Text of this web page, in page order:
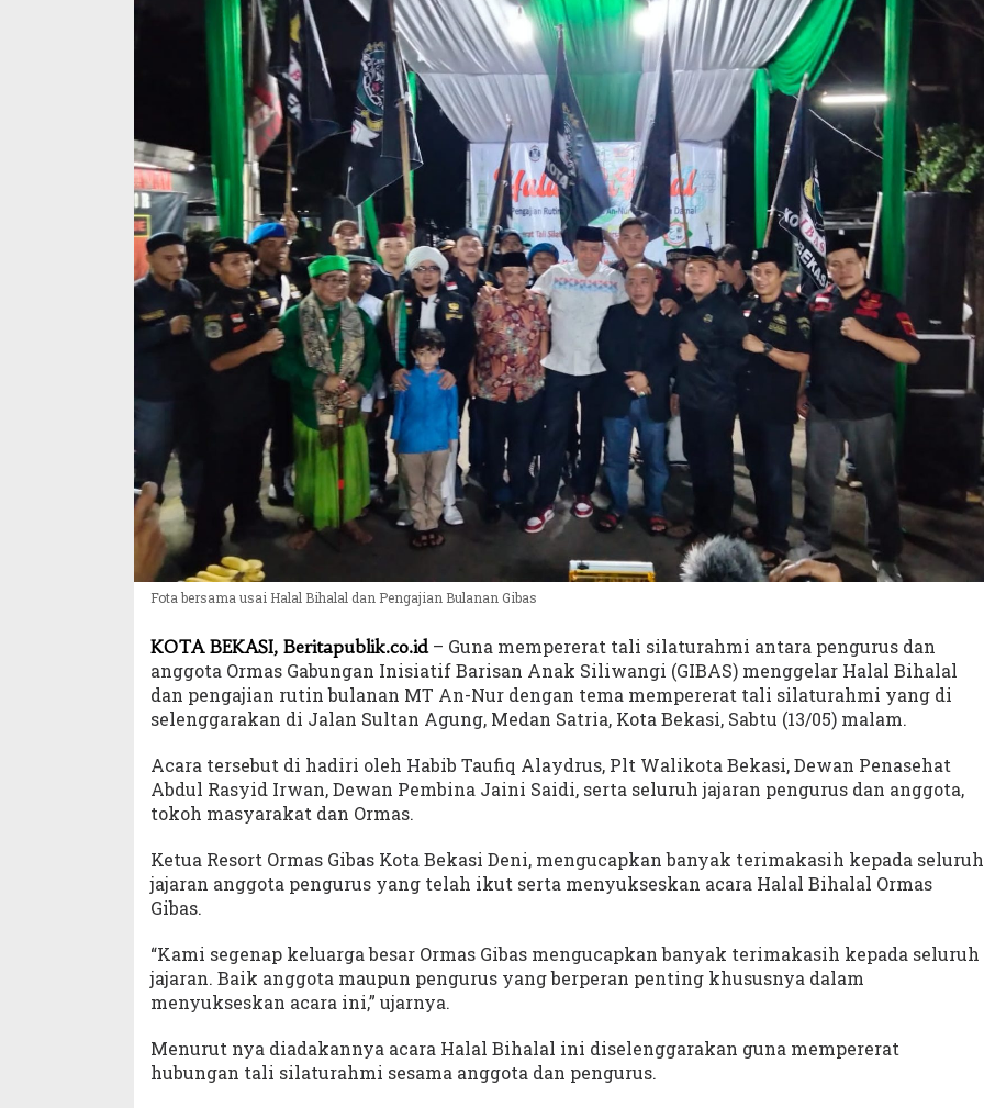
Fota bersama usai Halal Bihalal dan Pengajian Bulanan Gibas
KOTA BEKASI, Beritapublik.co.id– Guna mempererat tali silaturahmi antara pengurus dan
anggota Ormas Gabungan Inisiatif Barisan Anak Siliwangi (GIBAS) menggelar Halal Bihalal
dan pengajian rutin bulanan MT An-Nur dengan tema mempererat tali silaturahmi yang di
selenggarakan di Jalan Sultan Agung, Medan Satria, Kota Bekasi, Sabtu (13/05) malam.
Acara tersebut di hadiri oleh Habib Taufiq Alaydrus, Plt Walikota Bekasi, Dewan Penasehat
Abdul Rasyid Irwan, Dewan Pembina Jaini Saidi, serta seluruh jajaran pengurus dan anggota,
tokoh masyarakat dan Ormas.
Ketua Resort Ormas Gibas Kota Bekasi Deni, mengucapkan banyak terimakasih kepada seluruh
jajaran anggota pengurus yang telah ikut serta menyukseskan acara Halal Bihalal Ormas
Gibas.
“Kami segenap keluarga besar Ormas Gibas mengucapkan banyak terimakasih kepada seluruh
jajaran. Baik anggota maupun pengurus yang berperan penting khususnya dalam
menyukseskan acara ini,” ujarnya.
Menurut nya diadakannya acara Halal Bihalal ini diselenggarakan guna mempererat
hubungan tali silaturahmi sesama anggota dan pengurus.